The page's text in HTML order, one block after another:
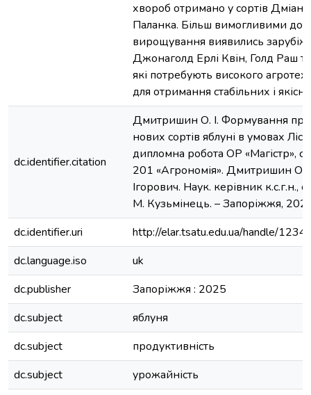
хвороб отримано у сортів
Паланка. Більш вимогливими до
вирощування виявились
Джонаголд Ерлі Квін, Голд Раш
які потребують високого
для отримання стабільних і
dc.identifier.citation
Дмитришин О. І. Формування
нових сортів яблуні в умовах
дипломна робота ОР «Магістр»,
201 «Агрономія». Дмитришин
Ігорович. Наук. керівник к.с.г.н.,
М. Кузьмінець. – Запоріжжя,
dc.identifier.uri
http://elar.tsatu.edu.ua/handle/
dc.language.iso
uk
dc.publisher
Запоріжжя : 2025
dc.subject
яблуня
dc.subject
продуктивність
dc.subject
урожайність